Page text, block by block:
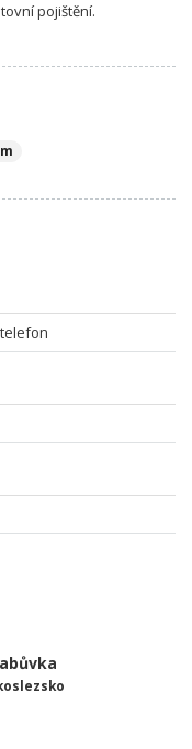
pojištění.